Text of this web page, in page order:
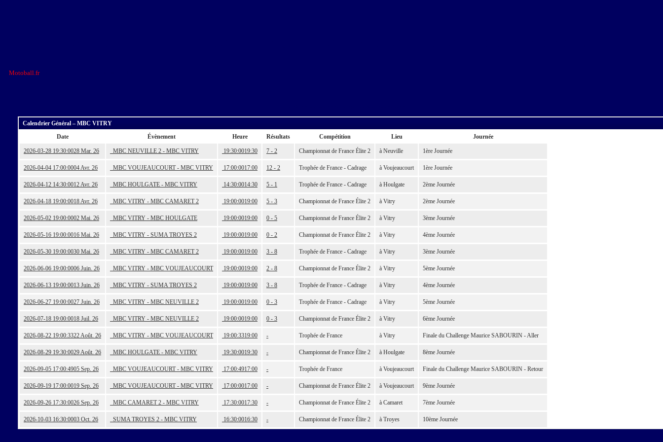
Motoball.fr>
Calendrier Général – MBC VITRY
Date
Évènement Heure Résultats Compétition Lieu Journée
2026-03-28 19:30:0028 Mar. 26 MBC NEUVILLE 2 - MBC VITRY 19:30:0019:30 7 - 2 Championnat de France Élite 2 à Neuville 1ère Journée
2026-04-04 17:00:0004 Avr. 26 MBC VOUJEAUCOURT - MBC VITRY 17:00:0017:00 12 - 2 Trophée de France - Cadrage à Voujeaucourt 1ère Journée
2026-04-12 14:30:0012 Avr. 26 MBC HOULGATE - MBC VITRY 14:30:0014:30 5 - 1 Trophée de France - Cadrage à Houlgate 2ème Journée
2026-04-18 19:00:0018 Avr. 26 MBC VITRY - MBC CAMARET 2 19:00:0019:00 5 - 3 Championnat de France Élite 2 à Vitry 2ème Journée
2026-05-02 19:00:0002 Mai. 26 MBC VITRY - MBC HOULGATE 19:00:0019:00 0 - 5 Championnat de France Élite 2 à Vitry 3ème Journée
2026-05-16 19:00:0016 Mai. 26 MBC VITRY - SUMA TROYES 2 19:00:0019:00 0 - 2 Championnat de France Élite 2 à Vitry 4ème Journée
2026-05-30 19:00:0030 Mai. 26 MBC VITRY - MBC CAMARET 2 19:00:0019:00 3 - 8 Trophée de France - Cadrage à Vitry 3ème Journée
2026-06-06 19:00:0006 Juin. 26 MBC VITRY - MBC VOUJEAUCOURT 19:00:0019:00 2 - 8 Championnat de France Élite 2 à Vitry 5ème Journée
2026-06-13 19:00:0013 Juin. 26 MBC VITRY - SUMA TROYES 2 19:00:0019:00 3 - 8 Trophée de France - Cadrage à Vitry 4ème Journée
2026-06-27 19:00:0027 Juin. 26 MBC VITRY - MBC NEUVILLE 2 19:00:0019:00 0 - 3 Trophée de France - Cadrage à Vitry 5ème Journée
2026-07-18 19:00:0018 Juil. 26 MBC VITRY - MBC NEUVILLE 2 19:00:0019:00 0 - 3 Championnat de France Élite 2 à Vitry 6ème Journée
2026-08-22 19:00:3322 Août. 26 MBC VITRY - MBC VOUJEAUCOURT 19:00:3319:00 - Trophée de France à Vitry Finale du Challenge Maurice SABOURIN - Aller
2026-08-29 19:30:0029 Août. 26 MBC HOULGATE - MBC VITRY 19:30:0019:30 - Championnat de France Élite 2 à Houlgate 8ème Journée
2026-09-05 17:00:4905 Sep. 26 MBC VOUJEAUCOURT - MBC VITRY 17:00:4917:00 - Trophée de France à Voujeaucourt Finale du Challenge Maurice SABOURIN - Retour
2026-09-19 17:00:0019 Sep. 26 MBC VOUJEAUCOURT - MBC VITRY 17:00:0017:00 - Championnat de France Élite 2 à Voujeaucourt 9ème Journée
2026-09-26 17:30:0026 Sep. 26 MBC CAMARET 2 - MBC VITRY 17:30:0017:30 - Championnat de France Élite 2 à Camaret 7ème Journée
2026-10-03 16:30:0003 Oct. 26 SUMA TROYES 2 - MBC VITRY 16:30:0016:30 - Championnat de France Élite 2 à Troyes 10ème Journée